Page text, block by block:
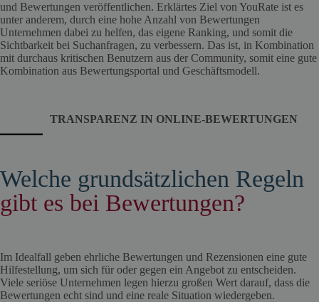
und Bewertungen veröffentlichen. Erklärtes Ziel von YouRate ist es
unter anderem, durch eine hohe Anzahl von Bewertungen
Unternehmen dabei zu helfen, das eigene Ranking, und somit die
Sichtbarkeit bei Suchanfragen, zu verbessern. Das ist, in Kombination
mit durchaus kritischen Benutzern aus der Community, somit eine gute
Kombination aus Bewertungsportal und Geschäftsmodell.
TRANSPARENZ IN ONLINE-BEWERTUNGEN
Welche grundsätzlichen Regeln
gibt es bei Bewertungen?
Im Idealfall geben ehrliche Bewertungen und Rezensionen eine gute
Hilfestellung, um sich für oder gegen ein Angebot zu entscheiden.
Viele seriöse Unternehmen legen hierzu großen Wert darauf, dass die
Bewertungen echt sind und eine reale Situation wiedergeben.